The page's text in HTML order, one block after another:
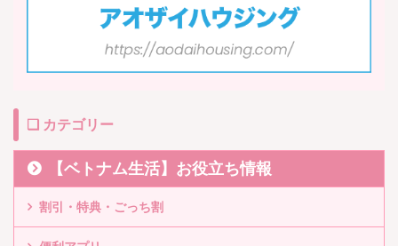
❏ カテゴリー
【ベトナム生活】お役立ち情報
割引・特典・ごっち割